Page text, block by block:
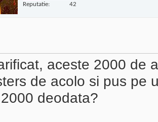
Reputatie: 42
aceste 2000 de
de acolo si pus pe
deodata?